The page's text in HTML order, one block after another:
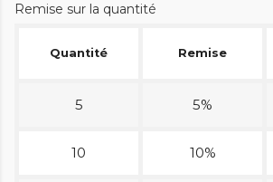
Remise sur la quantité
Quantité Remise
5 5%
10 10%